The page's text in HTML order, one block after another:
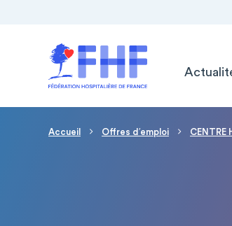
Fil d'Ariane
Accueil Offres d′emploi CENTRE